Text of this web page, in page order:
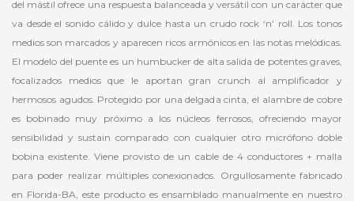
del mástil ofrece una respuesta balanceada y versátil con un carácter que
va desde el sonido cálido y dulce hasta un crudo rock ‘n' roll. Los tonos
medios son marcados y aparecen ricos armónicos en las notas melódicas.
El modelo del puente es un humbucker de alta salida de potentes graves,
focalizados medios que le aportan gran crunch al amplificador y
hermosos agudos. Protegido por una delgada cinta, el alambre de cobre
es bobinado muy próximo a los núcleos ferrosos, ofreciendo mayor
sensibilidad y sustain comparado con cualquier otro micrófono doble
bobina existente. Viene provisto de un cable de 4 conductores + malla
para poder realizar múltiples conexionados. Orgullosamente fabricado
en Florida-BA, este producto es ensamblado manualmente en nuestro